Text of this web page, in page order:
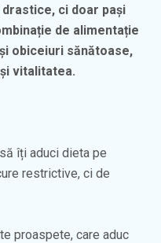
ci doar pași
de alimentație
obiceiuri sănătoase,
vitalitatea.
îți aduci dieta pe
restrictive, ci de
proaspete, care aduc